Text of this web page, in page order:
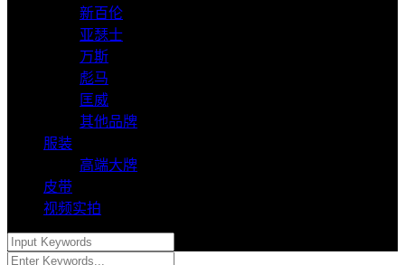
新百伦
亚瑟士
万斯
彪马
匡威
其他品牌
服装
高端大牌
皮带
视频实拍